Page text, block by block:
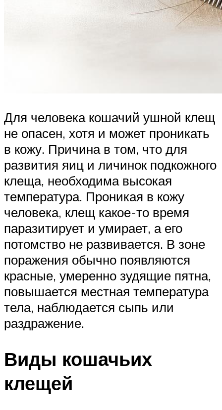
Для человека кошачий ушной клещ
не опасен, хотя и может проникать
в кожу. Причина в том, что для
развития яиц и личинок подкожного
клеща, необходима высокая
температура. Проникая в кожу
человека, клещ какое-то время
паразитирует и умирает, а его
потомство не развивается. В зоне
поражения обычно появляются
красные, умеренно зудящие пятна,
повышается местная температура
тела, наблюдается сыпь или
раздражение.
Виды кошачьих
клещей